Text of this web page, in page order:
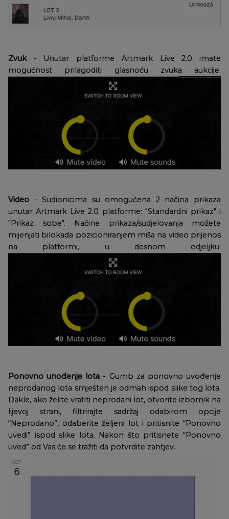
Zvuk- Unutar platforme Artmark Live 2.0 imate
mogućnost prilagoditi glasnoću zvuka aukcije.
Video - Sudionicima su omogućena 2 načina prikaza
unutar Artmark Live 2.0 platforme: "Standardni prikaz" i
"Prikaz sobe". Načine prikaza/sudjelovanja možete
mijenjati bilokada pozicioniranjem miša na video prijenos
na platformi, u desnom odjeljku.
Ponovno unođenje lota - Gumb za ponovno uvođenje
neprodanog lota smješten je odmah ispod slike tog lota.
Dakle, ako želite vratiti neprodani lot, otvorite izbornik na
lijevoj strani, filtrirajte sadržaj odabirom opcije
“Neprodano”, odaberite željeni lot i pritisnite “Ponovno
uvedi” ispod slike lota. Nakon što pritisnete “Ponovno
uved” od Vas će se tražiti da potvrdite zahtjev.